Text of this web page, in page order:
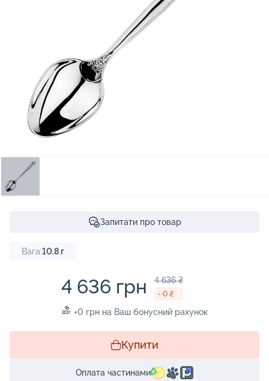
Запитати про товар
Вага:10.8 г
4 636 грн 4 636 ₴
- 0 ₴
+0 грн на Ваш бонусний рахунок
Купити
Оплата частинами